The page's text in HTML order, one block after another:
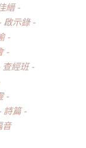
縉
啟示錄
查經班
詩篇
音